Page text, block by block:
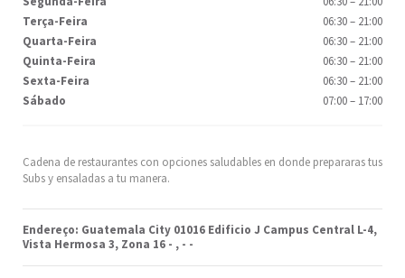
Cadena de restaurantes con opciones saludables en donde prepararas tus
Subs y ensaladas a tu manera.
Endereço: Guatemala City 01016 Edificio J Campus Central L-4,
Vista Hermosa 3, Zona 16 - , - -
Terça-Feira
06:30– 21:00
Quarta-Feira
06:30– 21:00
Quinta-Feira
06:30– 21:00
Sexta-Feira
06:30– 21:00
Sábado
07:00– 17:00